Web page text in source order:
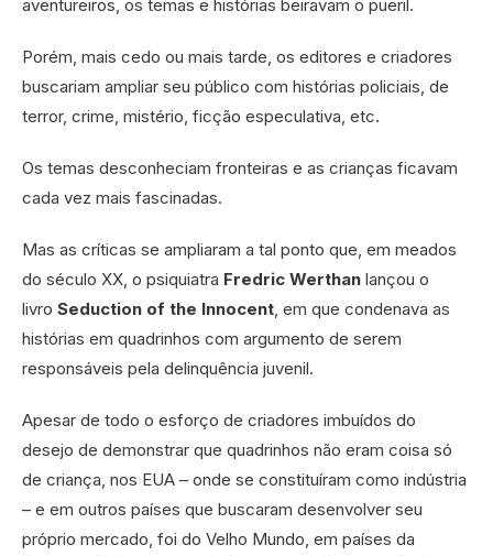
aventureiros, os temas e histórias beiravam o pueril.
Porém, mais cedo ou mais tarde, os editores e criadores
buscariam ampliar seu público com histórias policiais, de
terror, crime, mistério, ficção especulativa, etc.
Os temas desconheciam fronteiras e as crianças ficavam
cada vez mais fascinadas.
Mas as críticas se ampliaram a tal ponto que, em meados
do século XX, o psiquiatra Fredric Werthan lançou o
livro Seduction of the Innocent , em que condenava as
histórias em quadrinhos com argumento de serem
responsáveis pela delinquência juvenil.
Apesar de todo o esforço de criadores imbuídos do
desejo de demonstrar que quadrinhos não eram coisa só
de criança, nos EUA – onde se constituíram como indústria
– e em outros países que buscaram desenvolver seu
próprio mercado, foi do Velho Mundo, em países da